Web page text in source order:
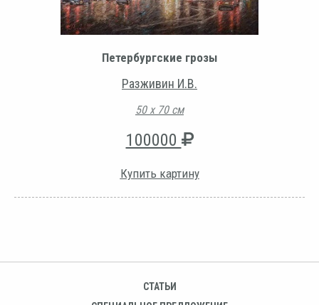
Петербургские грозы
Разживин И.В.
50 х 70 см
100000
Купить картину
СТАТЬИ